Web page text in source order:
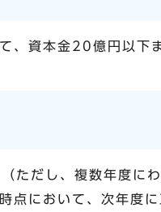
、資本金20億円以下
ただし、複数年度に
点において、次年度